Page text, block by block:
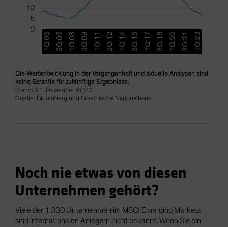
Die Wertentwicklung in der Vergangenheit und aktuelle Analysen sind
keine Garantie für zukünftige Ergebnisse.
Stand: 31. Dezember 2023
Quelle: Bloomberg und Griechische Nationalbank
Noch nie etwas von diesen
Unternehmen gehört?
Viele der 1.330 Unternehmen im MSCI Emerging Markets
sind internationalen Anlegern nicht bekannt. Wenn Sie ein